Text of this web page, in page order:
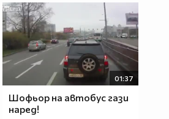
01:37
Шофьор на автобус гази
наред!